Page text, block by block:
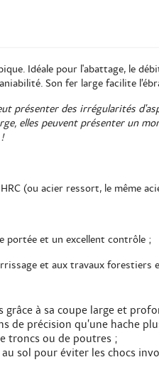
Idéale pour l'abattage, le
Son fer large facilite
présenter des irrégularités
elles peuvent présenter un
(ou acier ressort, le même
portée et un excellent contrôle ;
et aux travaux forestiers
à sa coupe large et
de précision qu’une hache
troncs ou de poutres ;
sol pour éviter les chocs